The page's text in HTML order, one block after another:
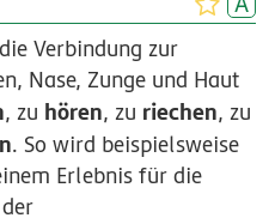
Verbindung zur
Nase, Zunge und Haut
, zu hören, zu riechen, zu
. So wird beispielsweise
Erlebnis für die